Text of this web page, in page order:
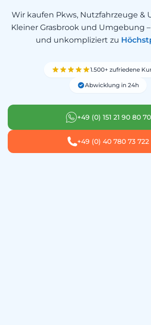
Wir kaufen Pkws, Nutzfahrzeuge &
Kleiner Grasbrook und Umgebung
und unkompliziert zu
1.500+ zufriedene
Abwicklung in 24h
+49 (0) 151 21 90 80 70
+49 (0) 40 780 73 722